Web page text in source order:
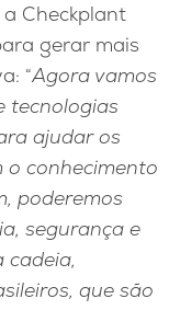
Checkplant
gerar mais
“Agora vamos
tecnologias
ajudar os
o conhecimento
poderemos
segurança e
que são